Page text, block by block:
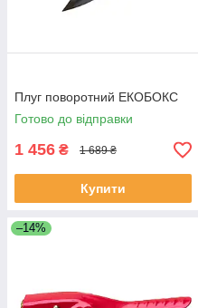
Плуг поворотний ЕКОБОКС
Готово до відправки
1 456 ₴ 1 689 ₴
Купити
–14%